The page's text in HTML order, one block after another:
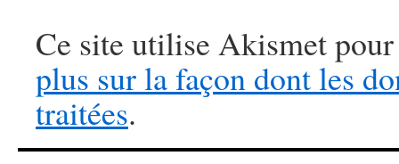
Ce site utilise Akismet
plus sur la façon dont les
traitées.